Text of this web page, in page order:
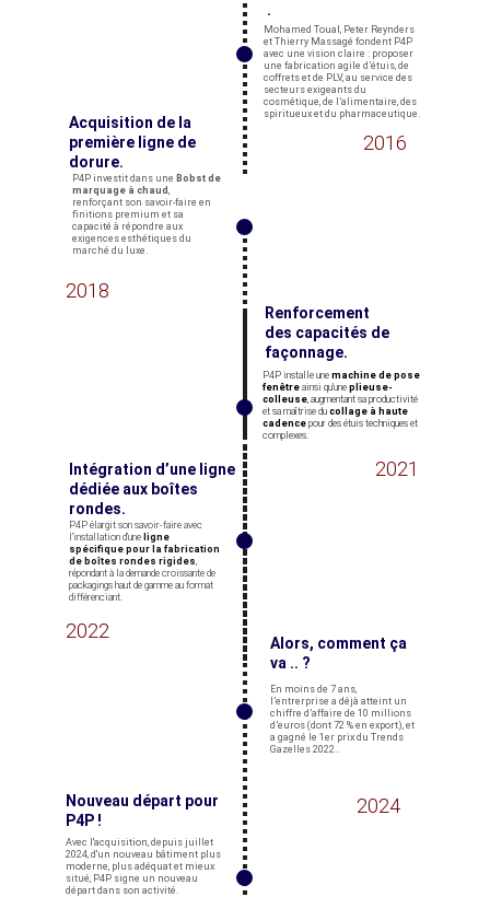
Acquisition de la
première ligne de
dorure.
Mohamed Toual, Peter Reynders
et Thierry Massagé fondent P4P
avec une vision claire : proposer
une fabrication agile d’étuis, de
coffrets et de PLV, au service des
secteurs exigeants du
cosmétique, de l’alimentaire, des
spiritueux et du pharmaceutique.
2016
.
P4P investit dans une Bobst de
marquage à chaud ,
renforçant son savoir-faire en
finitions premium et sa
capacité à répondre aux
exigences esthétiques du
marché du luxe.
2018
Renforcement
des capacités de
façonnage.
P4P installe une machine de pose
fenêtre ainsi qu’une plieuse-
colleuse, augmentant sa productivité
et sa maîtrise du collage à haute
cadence pour des étuis techniques et
complexes.
2021
P4P élargit son savoir-faire avec
l’installation d’une ligne
spécifique pour la fabrication
de boîtes rondes rigides,
répondant à la demande croissante de
packagings haut de gamme au format
différenciant.
2022
2024
Nouveau départ pour
P4P !
Avec l'acquisition, depuis juillet
2024, d'un nouveau bâtiment plus
moderne, plus adéquat et mieux
situé, P4P signe un nouveau
départ dans son activité.
Intégration d’une ligne
dédiée aux boîtes
rondes.
Alors, comment ça
va .. ?
En moins de 7 ans,
l’entrerprise a déjà atteint un
chiffre d’affaire de 10 millions
d’euros (dont 72 % en export), et
a gagné le 1er prix du Trends
Gazelles 2022..